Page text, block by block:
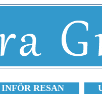
INFÖR RESAN